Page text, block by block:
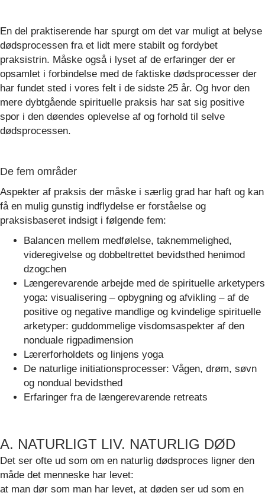
En del praktiserende har spurgt om det var muligt at belyse
dødsprocessen fra et lidt mere stabilt og fordybet
praksistrin. Måske også i lyset af de erfaringer der er
opsamlet i forbindelse med de faktiske dødsprocesser der
har fundet sted i vores felt i de sidste 25 år. Og hvor den
mere dybtgående spirituelle praksis har sat sig positive
spor i den døendes oplevelse af og forhold til selve
dødsprocessen.
De fem områder
Aspekter af praksis der måske i særlig grad har haft og kan
få en mulig gunstig indflydelse er forståelse og
praksisbaseret indsigt i følgende fem:
Balancen mellem medfølelse, taknemmelighed,
videregivelse og dobbeltrettet bevidsthed henimod
dzogchen
Længerevarende arbejde med de spirituelle arketypers
yoga: visualisering – opbygning og afvikling – af de
positive og negative mandlige og kvindelige spirituelle
arketyper: guddommelige visdomsaspekter af den
nonduale rigpadimension
Lærerforholdets og linjens yoga
De naturlige initiationsprocesser: Vågen, drøm, søvn
og nondual bevidsthed
Erfaringer fra de længerevarende retreats
A. NATURLIGT LIV. NATURLIG DØD
Det ser ofte ud som om en naturlig dødsproces ligner den
måde det menneske har levet:
at man dør som man har levet, at døden ser ud som en